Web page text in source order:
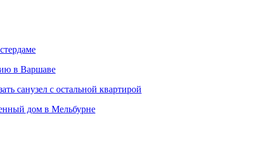
в Варшаве
санузел с остальной квартирой
дом в Мельбурне